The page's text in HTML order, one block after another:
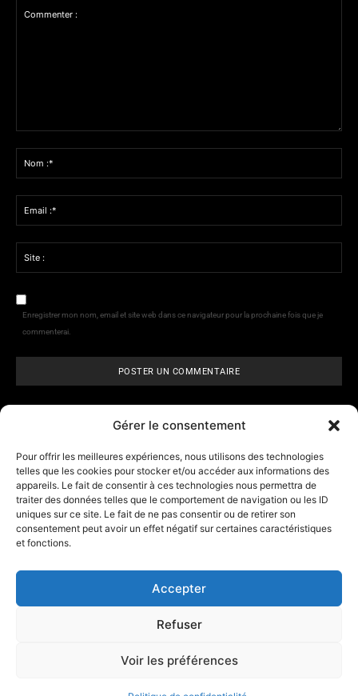
Gérer le consentement
Pour offrir les meilleures expériences, nous utilisons des technologies
telles que les cookies pour stocker et/ou accéder aux informations des
appareils. Le fait de consentir à ces technologies nous permettra de
traiter des données telles que le comportement de navigation ou les ID
uniques sur ce site. Le fait de ne pas consentir ou de retirer son
consentement peut avoir un effet négatif sur certaines caractéristiques
et fonctions.
Accepter
Refuser
Voir les préférences
:
Enregistrer mon nom, email et site web dans ce navigateur pour la prochaine fois que je
commenterai.
ARCANE VISIONS- Tarologie,
numérologie et
horoscope
Mentions légales